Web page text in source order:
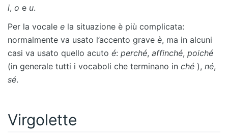
i, o e u.
Per la vocale e la situazione è più complicata:
normalmente va usato l’accento grave è, ma in alcuni
casi va usato quello acuto é: perché, affinché, poiché
(in generale tutti i vocaboli che terminano in ché ), né,
sé.
Virgolette